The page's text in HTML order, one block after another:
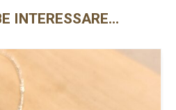
INTERESSARE…